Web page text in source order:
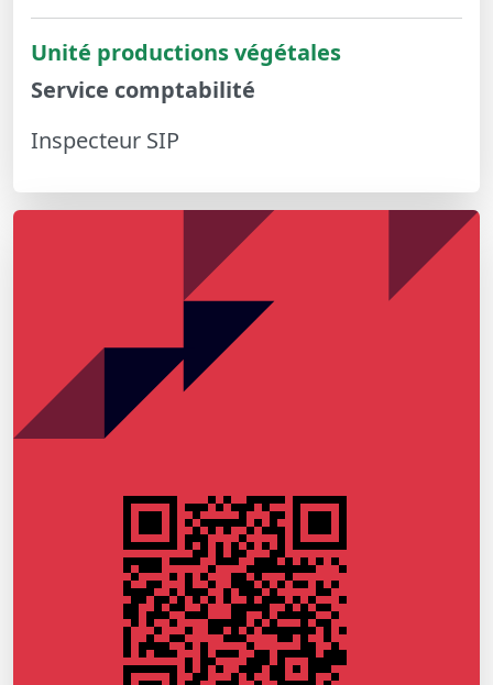
Unité productions végétales
Service comptabilité
Inspecteur SIP